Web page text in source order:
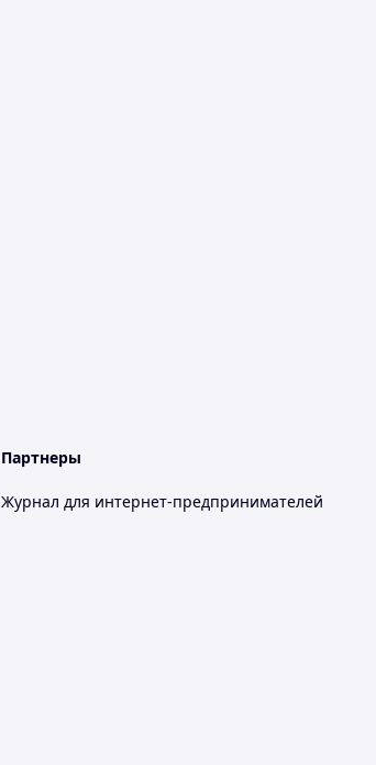
Партнеры
Журнал для интернет-предпринимателей